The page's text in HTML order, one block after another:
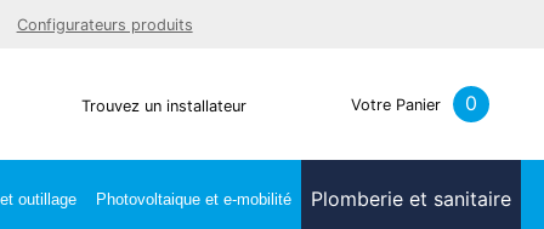
Configurateurs produits
Trouvez un installateur Votre Panier 0
outillage Photovoltaique et e-mobilité Plomberie et sanitaire